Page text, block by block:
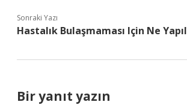
Sonraki Yazı
Hastalık Bulaşmaması Için Ne
Bir yanıt yazın